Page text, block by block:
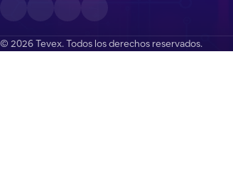
© 2026 Tevex. Todos los derechos reservados.